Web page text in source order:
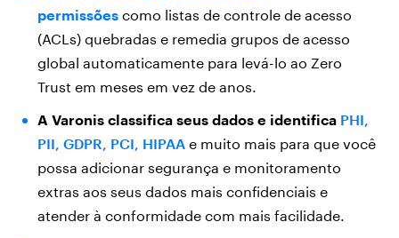
permissõescomo listas de controle de acesso
(ACLs) quebradas e remedia grupos de acesso
global automaticamente para levá-lo ao Zero
Trust em meses em vez de anos.
A Varonis classifica seus dados e identifica PHI,
PII, GDPR, PCI, HIPAA e muito mais para que você
possa adicionar segurança e monitoramento
extras aos seus dados mais confidenciais e
atender à conformidade com mais facilidade.